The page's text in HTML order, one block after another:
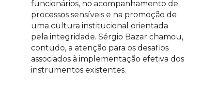
funcionários, no acompanhamento de
processos sensíveis e na promoção de
uma cultura institucional orientada
pela integridade. Sérgio Bazar chamou,
contudo, a atenção para os desafios
associados à implementação efetiva dos
instrumentos existentes.